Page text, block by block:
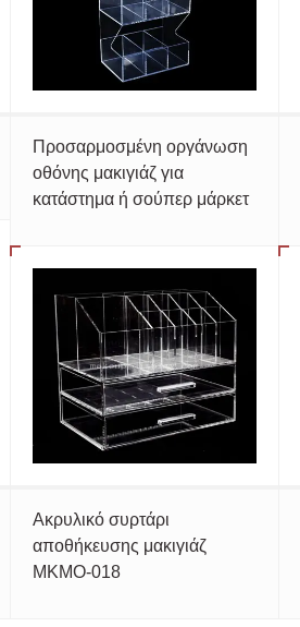
Προσαρμοσμένη οργάνωση
οθόνης μακιγιάζ για
κατάστημα ή σούπερ μάρκετ
Ακρυλικό συρτάρι
αποθήκευσης μακιγιάζ
MKMO-018